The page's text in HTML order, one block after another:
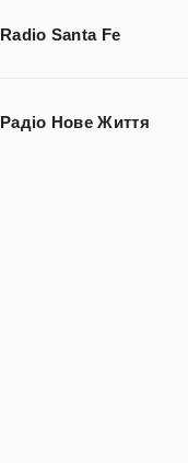
Radio Santa Fe
Радiо Нове Життя